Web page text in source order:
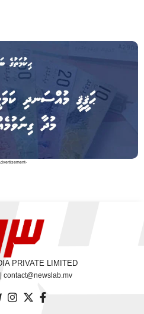
PRIVATE LIMITED
contact@newslab.mv